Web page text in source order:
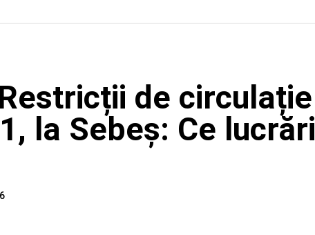
de circulație
la Sebeș: Ce lucrări